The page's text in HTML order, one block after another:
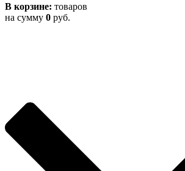
В корзине: товаров
на сумму 0 руб.